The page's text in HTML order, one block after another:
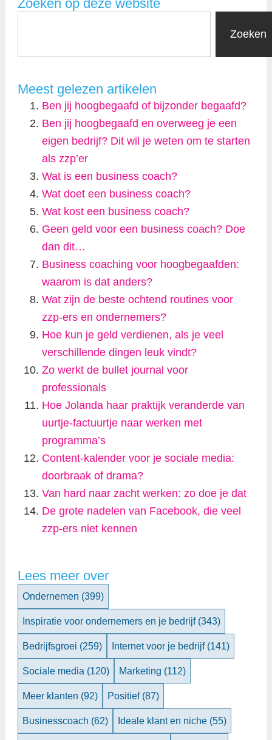
Zoeken op deze website
Zoeken
Meest gelezen artikelen
Ben jij hoogbegaafd of bijzonder begaafd?
Ben jij hoogbegaafd en overweeg je een
eigen bedrijf? Dit wil je weten om te starten
als zzp’er
Wat is een business coach?
Wat doet een business coach?
Wat kost een business coach?
Geen geld voor een business coach? Doe
dan dit…
Business coaching voor hoogbegaafden:
waarom is dat anders?
Wat zijn de beste ochtend routines voor
zzp-ers en ondernemers?
Hoe kun je geld verdienen, als je veel
verschillende dingen leuk vindt?
Zo werkt de bullet journal voor
professionals
Hoe Jolanda haar praktijk veranderde van
uurtje-factuurtje naar werken met
programma’s
Content-kalender voor je sociale media:
doorbraak of drama?
Van hard naar zacht werken: zo doe je dat
De grote nadelen van Facebook, die veel
zzp-ers niet kennen
Lees meer over
Ondernemen (399)
Inspiratie voor ondernemers en je bedrijf (343)
Bedrijfsgroei (259) Internet voor je bedrijf (141)
Sociale media (120) Marketing (112)
Meer klanten (92) Positief (87)
Businesscoach (62) Ideale klant en niche (55)